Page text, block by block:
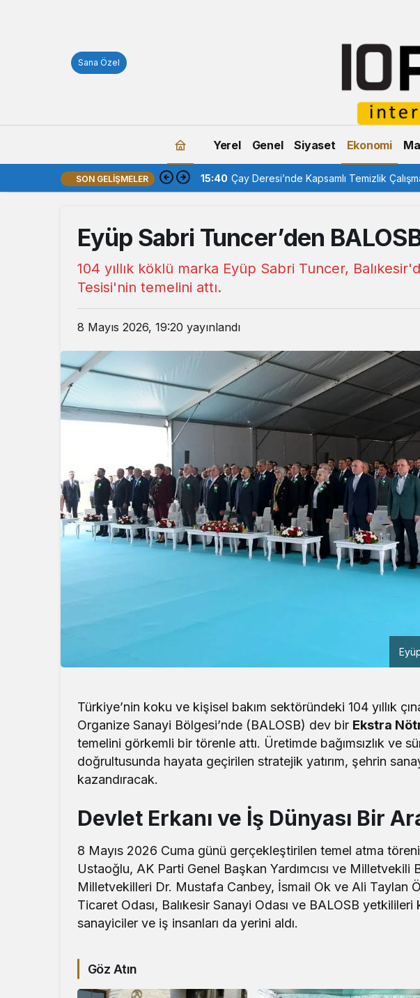
Sana Özel
Yerel Genel Siyaset Ekonomi
SON GELIŞMELER 15:40 Çay Deresi’nde Kapsamlı Temizlik
Eyüp Sabri Tuncer’den
104 yıllık köklü marka Eyüp Sabri Tuncer,
Tesisi'nin temelini attı.
8 Mayıs 2026, 19:20 yayınlandı
Türkiye’nin koku ve kişisel bakım sektöründeki 104 yıllık
Organize Sanayi Bölgesi’nde (BALOSB) dev bir Ekstra
temelini görkemli bir törenle attı. Üretimde bağımsızlık ve
doğrultusunda hayata geçirilen stratejik yatırım, şehrin
kazandıracak.
Devlet Erkanı ve İş Dünyası Bir
8 Mayıs 2026 Cuma günü gerçekleştirilen temel atma
Ustaoğlu, AK Parti Genel Başkan Yardımcısı ve Milletvekili
Milletvekilleri Dr. Mustafa Canbey, İsmail Ok ve Ali Taylan
Ticaret Odası, Balıkesir Sanayi Odası ve BALOSB yetkilileri
sanayiciler ve iş insanları da yerini aldı.
Göz Atın